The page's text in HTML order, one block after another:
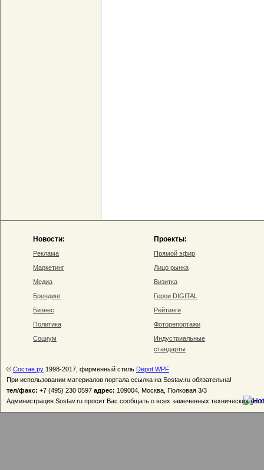
Новости:
Реклама
Маркетинг
Медиа
Брендинг
Бизнес
Политика
Социум
Проекты:
Прямой эфир
Лицо рынка
Визитка
Герои DIGITAL
Рейтинги
Фоторепортажи
Индустриальные
стандарты
© Состав.ру 1998-2017, фирменный стиль Depot WPF
При использовании материалов портала ссылка на Sostav.ru обязательна!
тел/факс: +7 (495) 230 0597 адрес: 109004, Москва, Полковая 3/3
Администрация Sostav.ru просит Вас сообщать о всех замеченных технических